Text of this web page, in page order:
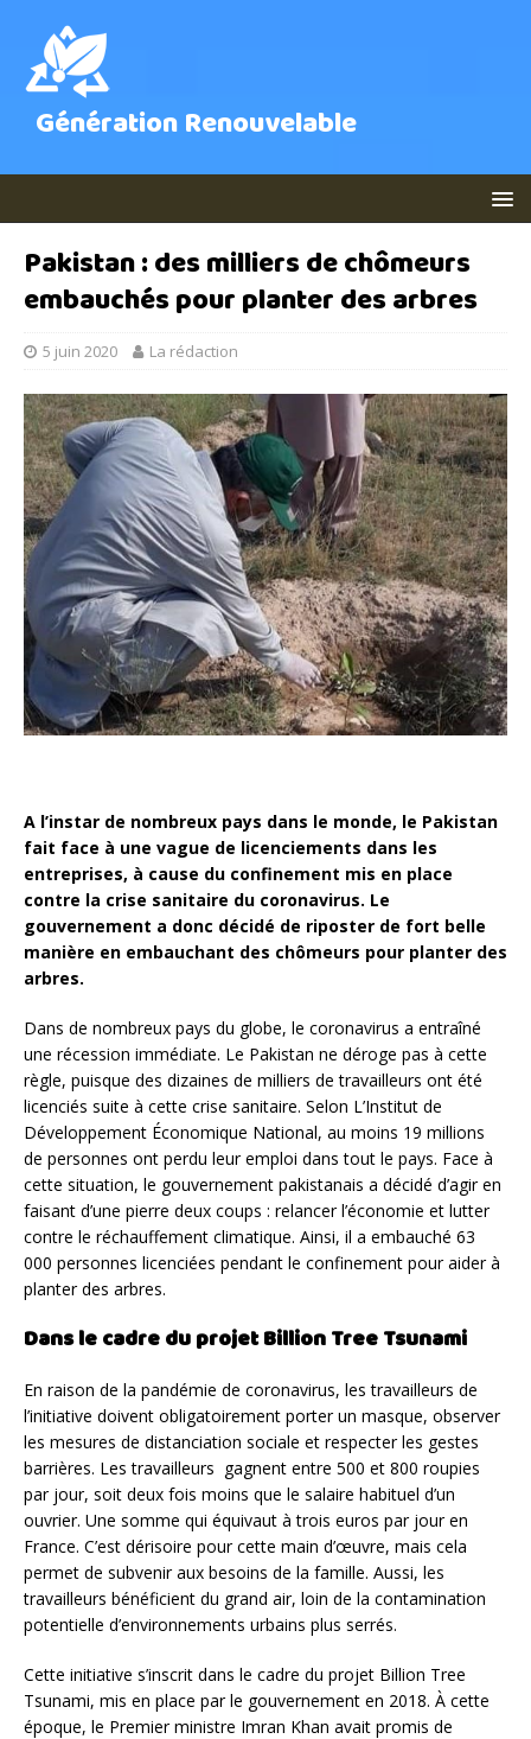
Génération Renouvelable
Pakistan : des milliers de chômeurs
embauchés pour planter des arbres
5 juin 2020 La rédaction
A l’instar de nombreux pays dans le monde, le Pakistan
fait face à une vague de licenciements dans les
entreprises, à cause du confinement mis en place
contre la crise sanitaire du coronavirus. Le
gouvernement a donc décidé de riposter de fort belle
manière en embauchant des chômeurs pour planter des
arbres.
Dans de nombreux pays du globe, le coronavirus a entraîné
une récession immédiate. Le Pakistan ne déroge pas à cette
règle, puisque des dizaines de milliers de travailleurs ont été
licenciés suite à cette crise sanitaire. Selon L’Institut de
Développement Économique National, au moins 19 millions
de personnes ont perdu leur emploi dans tout le pays. Face à
cette situation, le gouvernement pakistanais a décidé d’agir en
faisant d’une pierre deux coups : relancer l’économie et lutter
contre le réchauffement climatique. Ainsi, il a embauché 63
000 personnes licenciées pendant le confinement pour aider à
planter des arbres.
Dans le cadre du projet Billion Tree Tsunami
En raison de la pandémie de coronavirus, les travailleurs de
l’initiative doivent obligatoirement porter un masque, observer
les mesures de distanciation sociale et respecter les gestes
barrières. Les travailleurs gagnent entre 500 et 800 roupies
par jour, soit deux fois moins que le salaire habituel d’un
ouvrier. Une somme qui équivaut à trois euros par jour en
France. C’est dérisoire pour cette main d’œuvre, mais cela
permet de subvenir aux besoins de la famille. Aussi, les
travailleurs bénéficient du grand air, loin de la contamination
potentielle d’environnements urbains plus serrés.
Cette initiative s’inscrit dans le cadre du projet Billion Tree
Tsunami, mis en place par le gouvernement en 2018. À cette
époque, le Premier ministre Imran Khan avait promis de